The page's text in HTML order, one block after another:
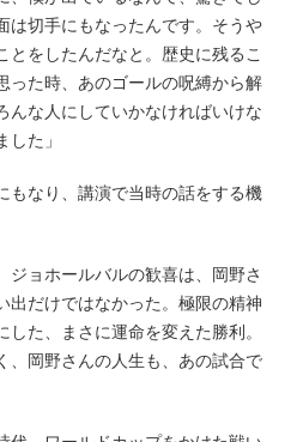
は切手にもなったんです。そうや
とをしたんだなと。歴史に残るこ
った時、あのゴールの呪縛から解
んな人にしていかなければいけな
た」
もなり、講演で当時の話をする機
ジョホールバルの歓喜は、岡野さ
出だけではなかった。極限の精神
た、まさに運命を変えた勝利。
、岡野さんの人生も、あの試合で